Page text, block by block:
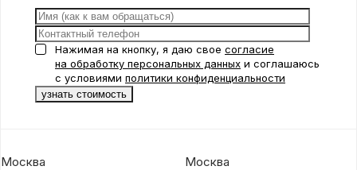
Нажимая на кнопку, я даю свое согласие
на обработку персональных данных и соглашаюсь
с условиями политики конфиденциальности
Москва
Москва